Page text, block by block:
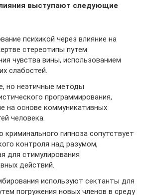
выступают следующие
психикой через влияние на
стереотипы путем
чувства вины, использованием
слабостей.
но неэтичные методы
программирования,
на основе коммуникативных
человека.
криминального гипноза сопутствует
контроля над разумом,
для стимулирования
действий.
используют сектанты для
погружения новых членов в среду